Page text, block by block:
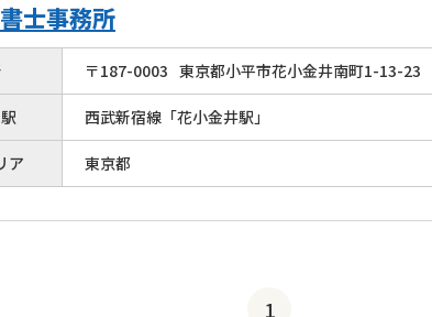
士事務所
〒187-0003 東京都小平市花小金井南町1-13-23
西武新宿線「花小金井駅」
ア 東京都
1